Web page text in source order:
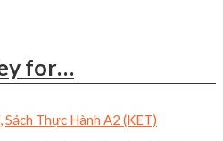
for…
,Sách Thực Hành A2 (KET)